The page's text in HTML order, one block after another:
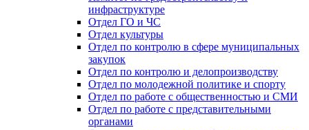
инфраструктуре
Отдел ГО и ЧС
Отдел культуры
Отдел по контролю в сфере муниципальных
закупок
Отдел по контролю и делопроизводству
Отдел по молодежной политике и спорту
Отдел по работе с общественностью и СМИ
Отдел по работе с представительными
органами